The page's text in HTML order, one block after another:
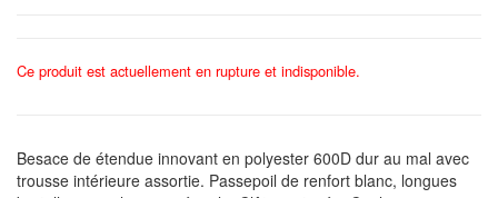
Ce produit est actuellement en rupture et indisponible.
Besace de étendue innovant en polyester 600D dur au mal avec
trousse intérieure assortie. Passepoil de renfort blanc, longues